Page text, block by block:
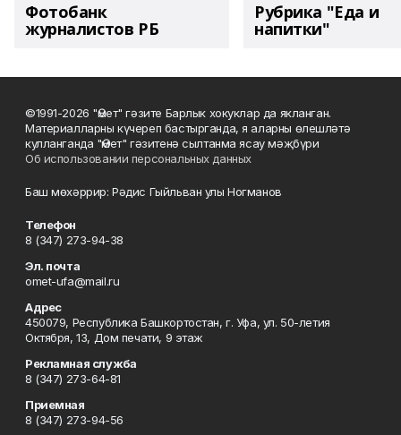
Фотобанк
журналистов РБ
Рубрика "Еда и
напитки"
©1991-2026 "Өмет" гәзите Барлык хокуклар да якланган.
Материалларны күчереп бастырганда, я аларны өлешләтә
кулланганда "Өмет" гәзитенә сылтанма ясау мәҗбүри
Об использовании персональных данных
Баш мөхәррир: Рәдис Гыйльван улы Ногманов
Телефон
8 (347) 273-94-38
Эл. почта
omet-ufa@mail.ru
Адрес
450079, Республика Башкортостан, г. Уфа, ул. 50-летия
Октября, 13, Дом печати, 9 этаж
Рекламная служба
8 (347) 273-64-81
Приемная
8 (347) 273-94-56